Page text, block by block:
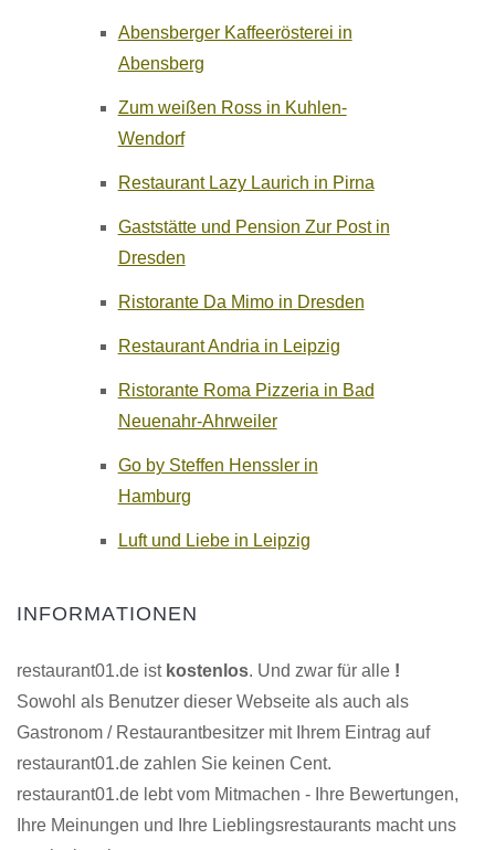
Abensberger Kaffeerösterei in
Abensberg
Zum weißen Ross in Kuhlen-
Wendorf
Restaurant Lazy Laurich in Pirna
Gaststätte und Pension Zur Post in
Dresden
Ristorante Da Mimo in Dresden
Restaurant Andria in Leipzig
Ristorante Roma Pizzeria in Bad
Neuenahr-Ahrweiler
Go by Steffen Henssler in
Hamburg
Luft und Liebe in Leipzig
INFORMATIONEN
restaurant01.de ist kostenlos. Und zwar für alle !
Sowohl als Benutzer dieser Webseite als auch als
Gastronom / Restaurantbesitzer mit Ihrem Eintrag auf
restaurant01.de zahlen Sie keinen Cent.
restaurant01.de lebt vom Mitmachen - Ihre Bewertungen,
Ihre Meinungen und Ihre Lieblingsrestaurants macht uns